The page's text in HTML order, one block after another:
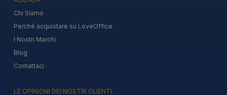
Chi Siamo
Perché acquistare su LoveOffice
I Nostri Marchi
Blog
Contattaci
LE OPINIONI DEI NOSTRI CLIENTI